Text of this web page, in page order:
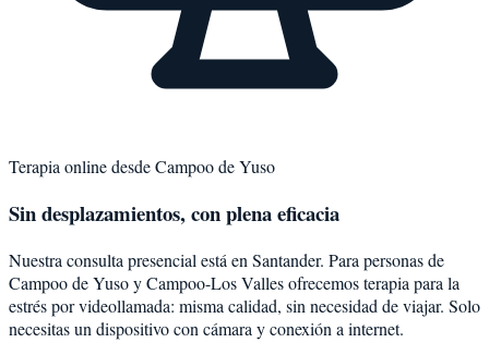
Terapia online desdeCampoo de Yuso
Sin desplazamientos, con plena eficacia
Nuestra consulta presencial está en Santander. Para personas de
Campoo de YusoyCampoo-Los Vallesofrecemos terapia para la
estréspor videollamada: misma calidad, sin necesidad de viajar. Solo
necesitas un dispositivo con cámara y conexión a internet.